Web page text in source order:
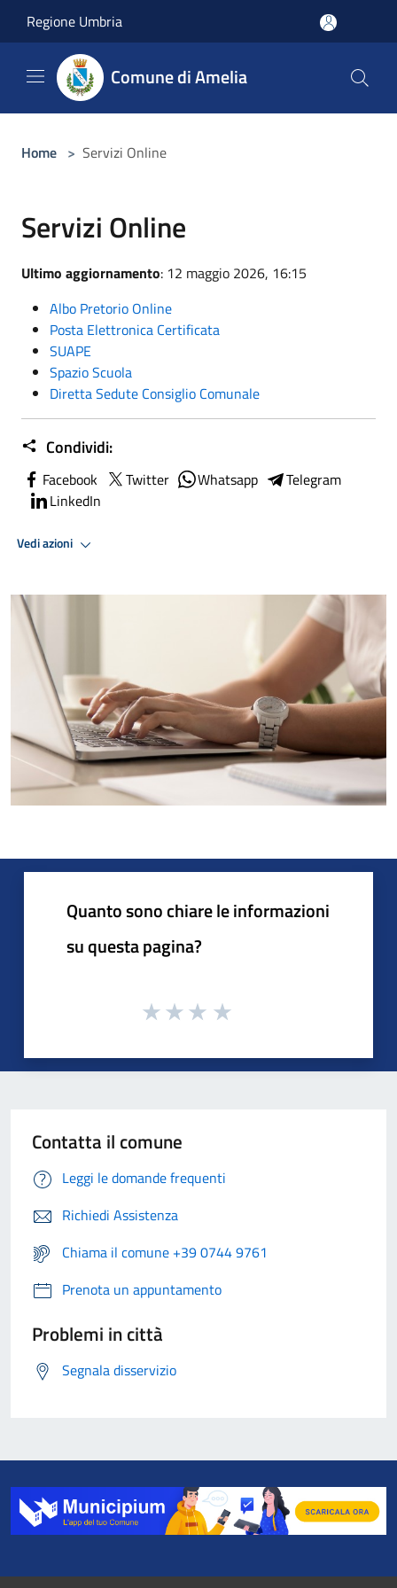
Regione Umbria
Comune di Amelia
Home > Servizi Online
Servizi Online
Ultimo aggiornamento: 12 maggio 2026, 16:15
Albo Pretorio Online
Posta Elettronica Certificata
SUAPE
Spazio Scuola
Diretta Sedute Consiglio Comunale
Condividi:
Facebook Twitter Whatsapp
Telegram
LinkedIn
Vedi azioni
Quanto sono chiare le informazioni
su questa pagina?
Contatta il comune
Leggi le domande frequenti
Richiedi Assistenza
Chiama il comune +39 0744 9761
Prenota un appuntamento
Problemi in città
Segnala disservizio